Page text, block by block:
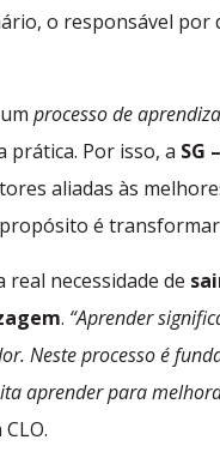
o responsável
processo de
prática. Por isso, a SG
aliadas às
é
necessidade de
. “Aprender
Neste processo é
aprender para